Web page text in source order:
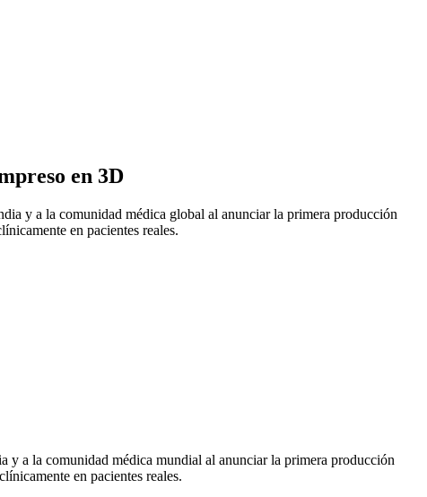
en 3D
y a la comunidad médica global al anunciar la primera producción
en pacientes reales.
a la comunidad médica mundial al anunciar la primera producción
en pacientes reales.